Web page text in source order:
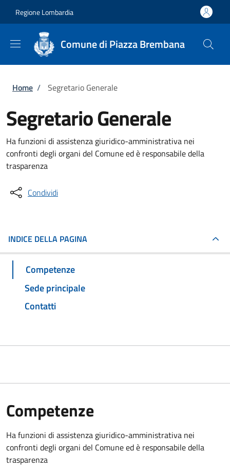
Regione Lombardia
Comune di Piazza Brembana
Briciole di pane
Home / Segretario Generale
Segretario Generale
Ha funzioni di assistenza giuridico-amministrativa nei
confronti degli organi del Comune ed è responsabile della
trasparenza
Condividi
INDICE DELLA PAGINA
Competenze
Sede principale
Contatti
Competenze
Ha funzioni di assistenza giuridico-amministrativa nei
confronti degli organi del Comune ed è responsabile della
trasparenza